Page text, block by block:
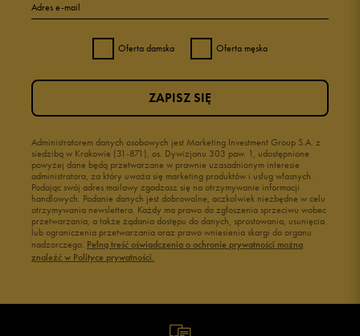
Adres e-mail
Oferta damska Oferta męska
Administratorem danych osobowych jest Marketing Investment Group S.A. z
siedzibą w Krakowie (31-871), os. Dywizjonu 303 paw. 1, udostępnione
powyżej dane będą przetwarzane w prawnie uzasadnionym interesie
administratora, za który uważa się marketing produktów i usług własnych.
Podając swój adres mailowy zgadzasz się na otrzymywanie informacji
handlowych. Podanie danych jest dobrowolne, aczkolwiek niezbędne w celu
otrzymywania newslettera. Każdy ma prawo do zgłoszenia sprzeciwu wobec
przetwarzania, a także żądania dostępu do danych, sprostowania, usunięcia
lub ograniczenia przetwarzania oraz prawo wniesienia skargi do organu
nadzorczego. Pełną treść oświadczenia o ochronie prywatności można
znaleźć w Polityce prywatności.
ZAPISZ SIĘ